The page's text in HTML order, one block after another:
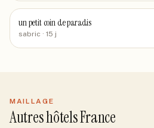
un petit coin de paradis
sabric · 15 j
MAILLAGE
Autres hôtels France